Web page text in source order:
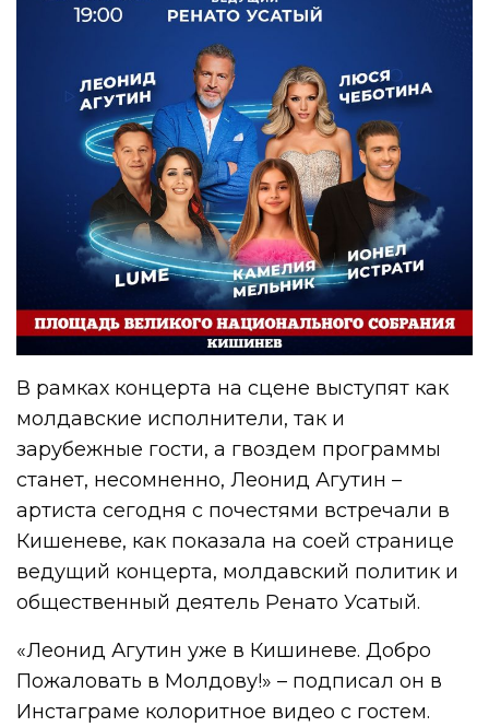
В рамках концерта на сцене выступят как
молдавские исполнители, так и
зарубежные гости, а гвоздем программы
станет, несомненно, Леонид Агутин –
артиста сегодня с почестями встречали в
Кишеневе, как показала на соей странице
ведущий концерта, молдавский политик и
общественный деятель Ренато Усатый.
«Леонид Агутин уже в Кишиневе. Добро
Пожаловать в Молдову!» – подписал он в
Инстаграме колоритное видео с гостем.